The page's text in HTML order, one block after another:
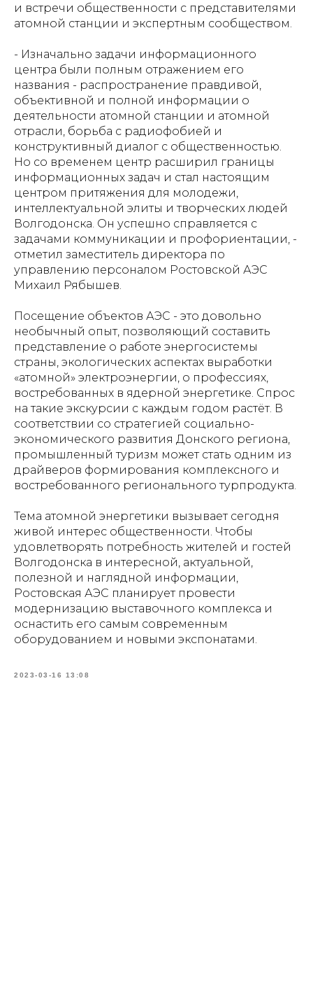
и встречи общественности с представителями
атомной станции и экспертным сообществом.
- Изначально задачи информационного
центра были полным отражением его
названия - распространение правдивой,
объективной и полной информации о
деятельности атомной станции и атомной
отрасли, борьба с радиофобией и
конструктивный диалог с общественностью.
Но со временем центр расширил границы
информационных задач и стал настоящим
центром притяжения для молодежи,
интеллектуальной элиты и творческих людей
Волгодонска. Он успешно справляется с
задачами коммуникации и профориентации , -
отметил заместитель директора по
управлению персоналом Ростовской АЭС
Михаил Рябышев.
Посещение объектов АЭС - это довольно
необычный опыт, позволяющий составить
представление о работе энергосистемы
страны, экологических аспектах выработки
«атомной» электроэнергии, о профессиях,
востребованных в ядерной энергетике. Спрос
на такие экскурсии с каждым годом растёт. В
соответствии со стратегией социально-
экономического развития Донского региона,
промышленный туризм может стать одним из
драйверов формирования комплексного и
востребованного регионального турпродукта.
Тема атомной энергетики вызывает сегодня
живой интерес общественности. Чтобы
удовлетворять потребность жителей и гостей
Волгодонска в интересной, актуальной,
полезной и наглядной информации,
Ростовская АЭС планирует провести
модернизацию выставочного комплекса и
оснастить его самым современным
оборудованием и новыми экспонатами.
2023-03-16 13:08